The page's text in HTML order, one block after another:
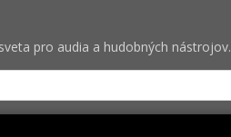
pro audia a hudobných nástrojov.